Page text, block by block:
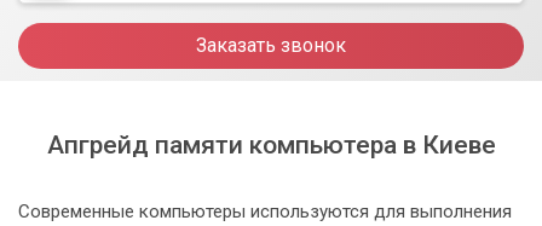
Заказать звонок
Апгрейд памяти компьютера в Киеве
Современные компьютеры используются для выполнения